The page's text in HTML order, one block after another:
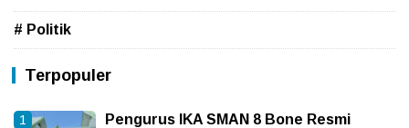
# Politik
Terpopuler
Pengurus IKA SMAN 8 Bone Resmi